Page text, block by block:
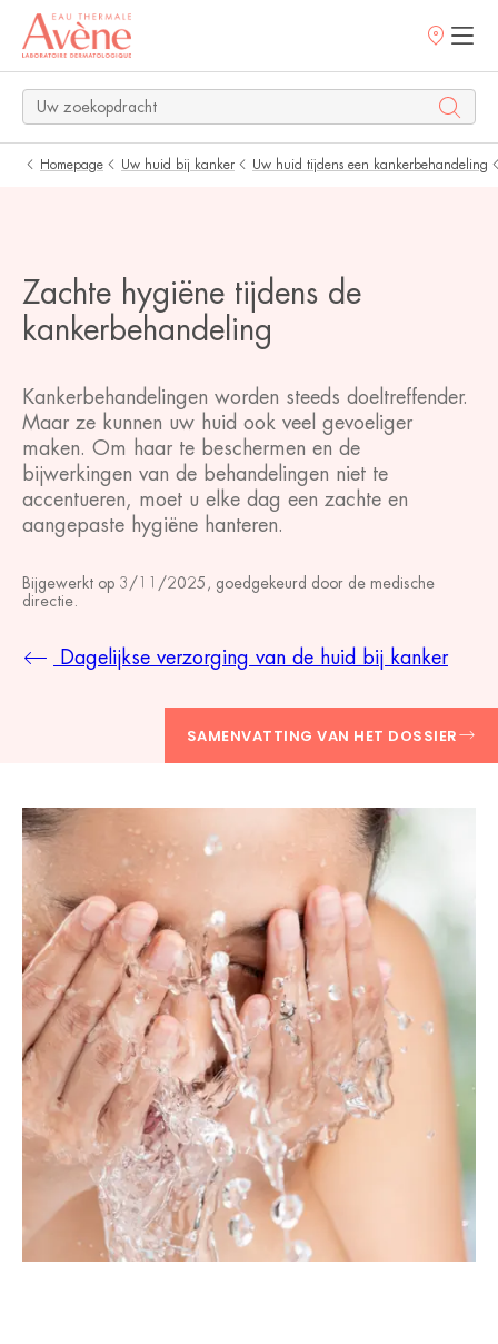
Homepage Uw huid bij kanker Uw huid tijdens een kankerbehandeling
Zachte hygiëne tijdens de
kankerbehandeling
Kankerbehandelingen worden steeds doeltreffender.
Maar ze kunnen uw huid ook veel gevoeliger
maken. Om haar te beschermen en de
bijwerkingen van de behandelingen niet te
accentueren, moet u elke dag een zachte en
aangepaste hygiëne hanteren.
Bijgewerkt op 3/11/2025 , goedgekeurd door de medische
directie
Dagelijkse verzorging van de huid bij kanker
SAMENVATTING VAN HET DOSSIER